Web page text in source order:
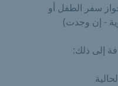
سفر الطفل أو
- إن وجدت)
إلى ذلك: